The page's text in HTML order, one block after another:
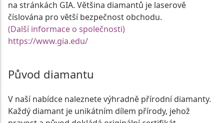
na stránkách GIA. Většina diamantů je laserově
číslována pro větší bezpečnost obchodu.
(Další informace o společnosti)
https://www.gia.edu/
Původ diamantu
V naší nabídce naleznete výhradně přírodní diamanty.
Každý diamant je unikátním dílem přírody, jehož